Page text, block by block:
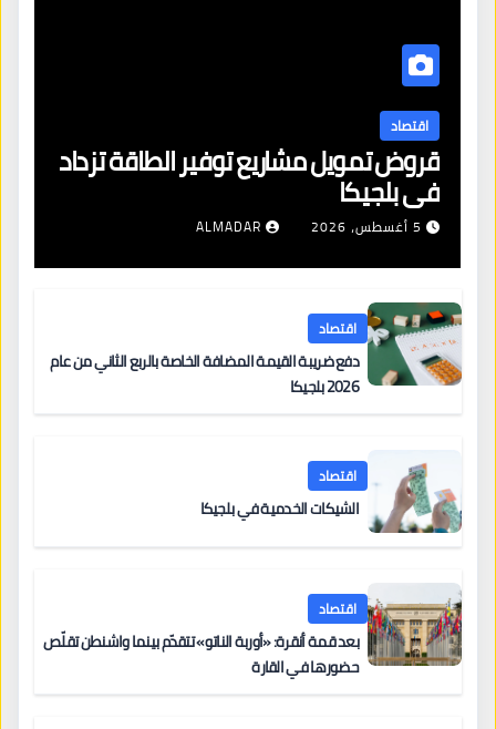
اقتصاد
قروض تمويل مشاريع توفير الطاقة تزداد
في بلجيكا
5 أغسطس، 2026 ALMADAR
اقتصاد
دفع ضريبة القيمة المضافة الخاصة بالربع الثاني من عام
2026 بلجيكا
اقتصاد
الشيكات الخدمية في بلجيكا
اقتصاد
بعد قمة أنقرة: «أوربة الناتو» تتقدّم بينما واشنطن تقلّص
حضورها في القارة